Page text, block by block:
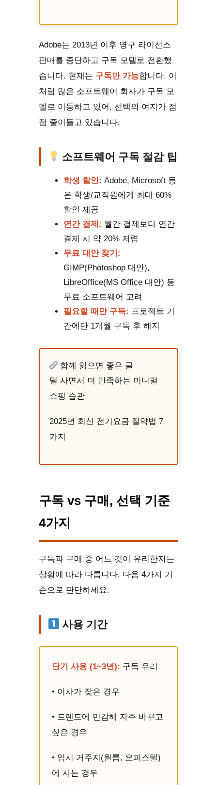
Adobe는 2013년 이후 영구 라이선스
판매를 중단하고 구독 모델로 전환했
습니다. 현재는 구독만 가능합니다. 이
처럼 많은 소프트웨어 회사가 구독 모
델로 이동하고 있어, 선택의 여지가 점
점 줄어들고 있습니다.
소프트웨어 구독 절감 팁
학생 할인: Adobe, Microsoft 등
은 학생/교직원에게 최대 60%
할인 제공
연간 결제: 월간 결제보다 연간
결제 시 약 20% 저렴
무료 대안 찾기:
GIMP(Photoshop 대안),
LibreOffice(MS Office 대안) 등
무료 소프트웨어 고려
필요할 때만 구독: 프로젝트 기
간에만 1개월 구독 후 해지
함께 읽으면 좋은 글
덜 사면서 더 만족하는 미니멀
쇼핑 습관
2025년 최신 전기요금 절약법 7
가지
구독 vs 구매, 선택 기준
4가지
구독과 구매 중 어느 것이 유리한지는
상황에 따라 다릅니다. 다음 4가지 기
준으로 판단하세요.
사용 기간
단기 사용 (1~3년): 구독 유리
• 이사가 잦은 경우
• 트렌드에 민감해 자주 바꾸고
싶은 경우
• 임시 거주지(원룸, 오피스텔)
에 사는 경우